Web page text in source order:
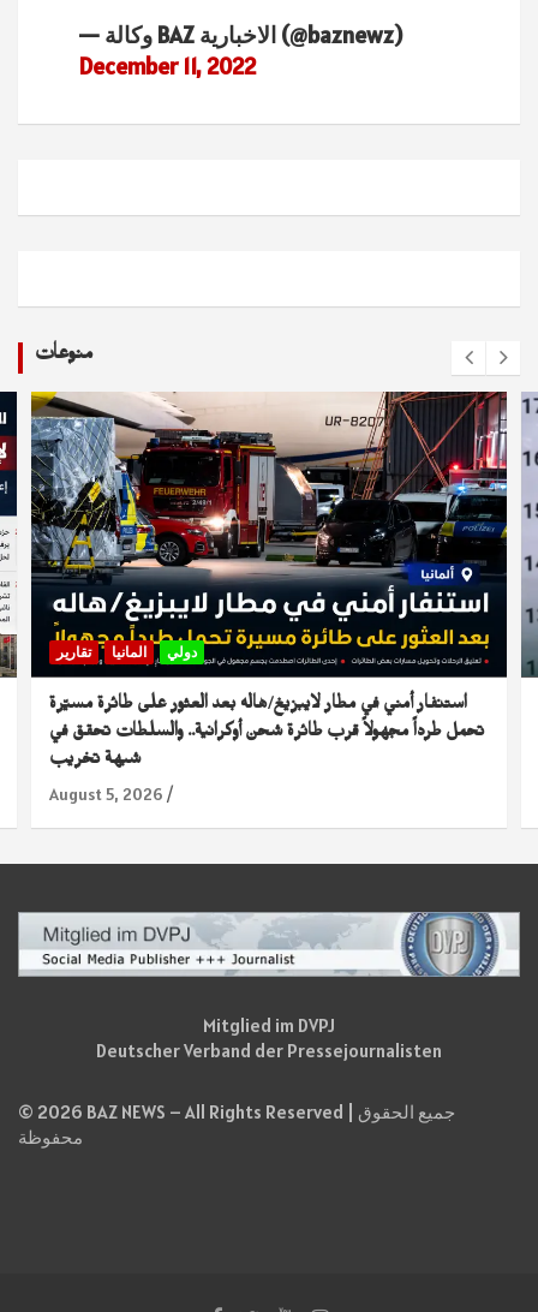
— وكالة BAZ الاخبارية (@baznewz)
December 11, 2022
منوعات
تقارير المانيا دولي
استنفار أمني في مطار لايبزيغ/هاله بعد العثور على طائرة مسيّرة
تحمل طرداً مجهولاً قرب طائرة شحن أوكرانية.. والسلطات تحقق في
شبهة تخريب
August 5, 2026
Mitglied im DVPJ
Deutscher Verband der Pressejournalisten
© 2026 BAZ NEWS – All Rights Reserved | جميع الحقوق
محفوظة